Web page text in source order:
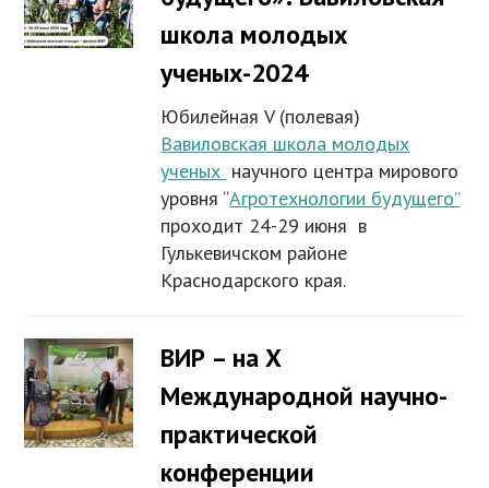
школа молодых
ученых-2024
Юбилейная V (полевая)
Вавиловская школа молодых
ученых научного центра мирового
уровня “Агротехнологии будущего”
проходит 24-29 июня в
Гулькевичском районе
Краснодарского края.
ВИР – на Х
Международной научно-
практической
конференции